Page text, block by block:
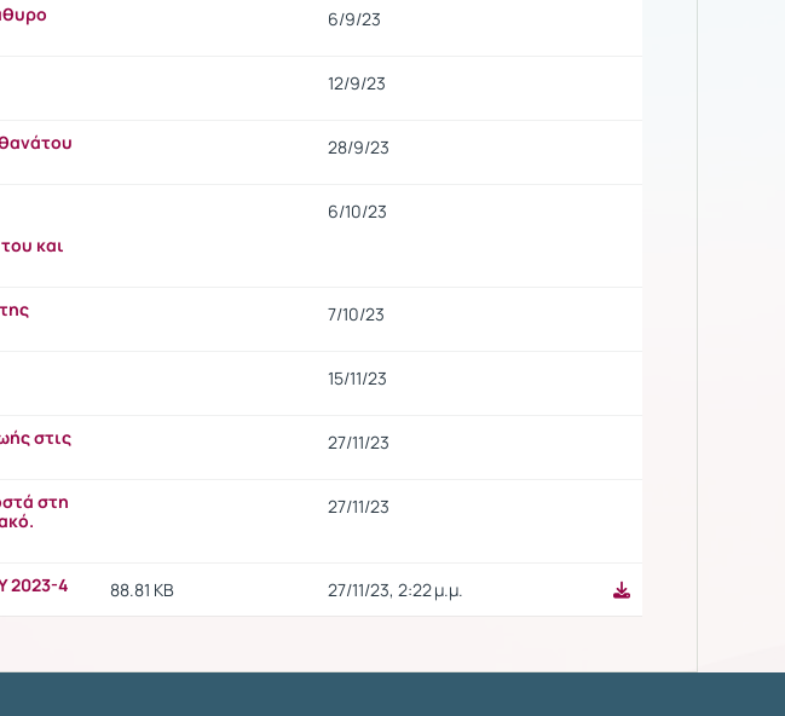
6/9/23
12/9/23
28/9/23
και
6/10/23
7/10/23
15/11/23
στις
27/11/23
στη
27/11/23
2023-4 88.81 KB 27/11/23, 2:22 μ.μ.